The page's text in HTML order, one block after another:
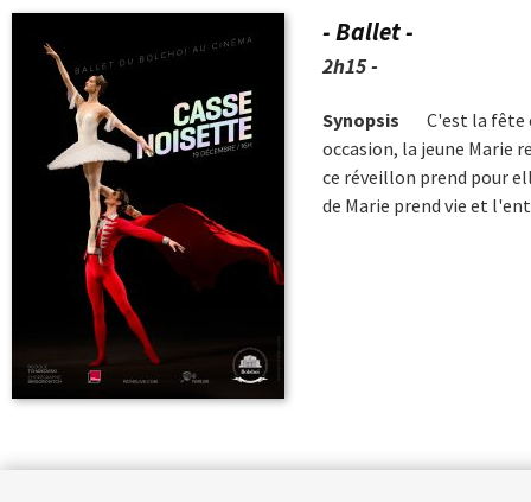
- Ballet -
2h15 -
Synopsis
C'est la fête
occasion, la jeune Marie
ce réveillon prend pour
de Marie prend vie et